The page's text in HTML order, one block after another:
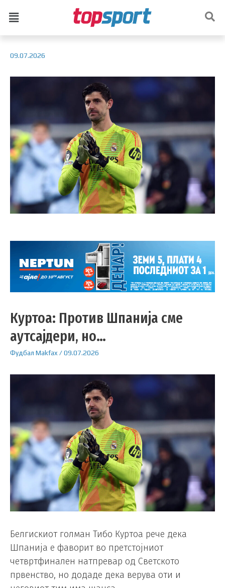
09.07.2026
Куртоа: Против Шпанија сме
аутсајдери, но…
Фудбал Makfax /09.07.2026
Белгискиот голман Тибо Куртоа рече дека
Шпанија е фаворит во претстојниот
четвртфинален натпревар од Светското
првенство, но додаде дека верува оти и